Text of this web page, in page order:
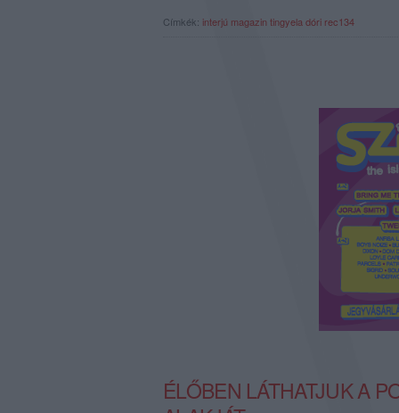
Címkék: interjú magazin tingyela dóri rec134
ÉLŐBEN LÁTHATJUK A